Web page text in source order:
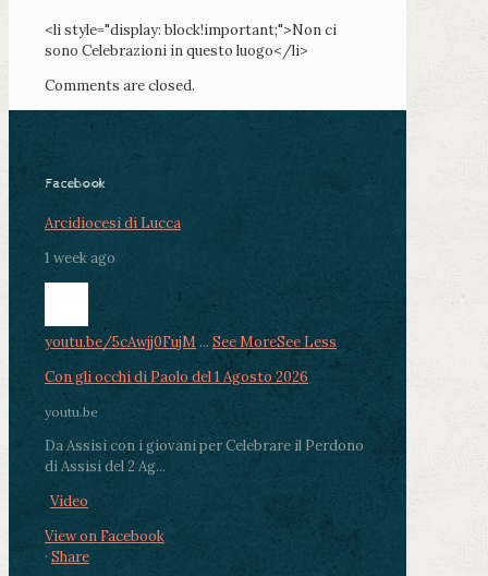
<li style="display: block!important;">Non ci
sono Celebrazioni in questo luogo</li>
Comments are closed.
Facebook
Arcidiocesi di Lucca
1 week ago
youtu.be/5cAwjj0FujM ... See MoreSee Less
Con gli occhi di Paolo del 1 Agosto 2026
youtu.be
Da Assisi con i giovani per Celebrare il Perdono
di Assisi del 2 Ag...
Video
View on Facebook
· Share